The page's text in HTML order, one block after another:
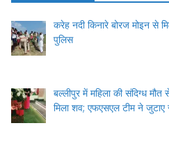
करेह नदी किनारे बोरज मोइन से
पुलिस
बल्लीपुर में महिला की संदिग्ध
मिला शव; एफएसएल टीम ने जुटाए